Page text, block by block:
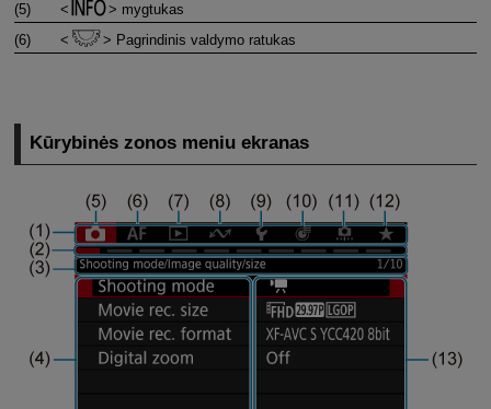
(5)
mygtukas
(6)
Pagrindinis valdymo ratukas
Kūrybinės zonos meniu ekranas